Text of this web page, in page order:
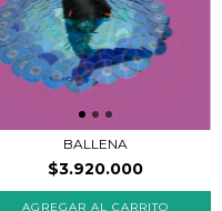
BALLENA
$3.920.000